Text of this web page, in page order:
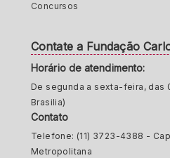
Concursos
Contate a Fundação
Horário de atendimento:
De segunda a sexta-feira, das
Brasilia)
Contato
Telefone: (11) 3723-4388 -
Metropolitana